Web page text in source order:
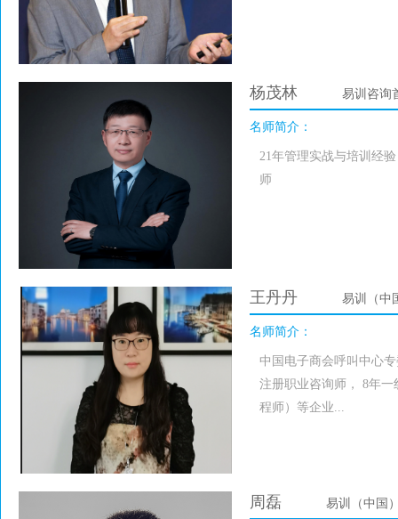
杨茂林 易训咨询
名师简介：
21年管理实战与培训经
师
王丹丹 易训（中
名师简介：
中国电子商会呼叫中心
注册职业咨询师， 8年
程师）等企业...
周磊 易训（中国